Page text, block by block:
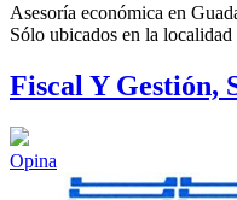
Asesoría económica en
Sólo ubicados en la localidad
Fiscal Y Gestión,
Opina